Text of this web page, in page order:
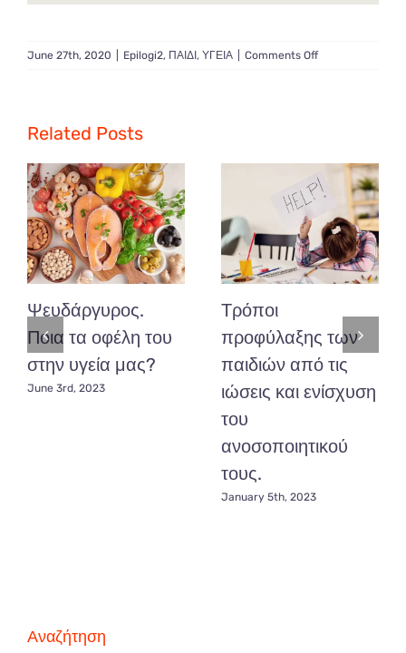
June 27th, 2020 Epilogi2, ΠΑΙΔΙ, ΥΓΕΙΑ Comments Offon
έχετε
μαζί
σας.
Related Posts
Ψευδάργυρος.
Ποια τα οφέλη του
στην υγεία μας?
June 3rd, 2023
Τρόποι
προφύλαξης των
παιδιών από τις
ιώσεις και ενίσχυση
του
ανοσοποιητικού
τους.
January 5th, 2023
Αναζήτηση